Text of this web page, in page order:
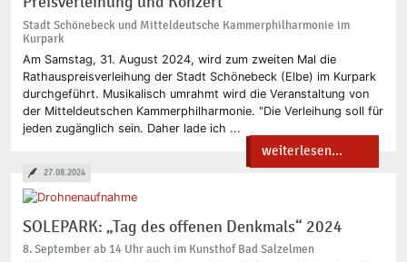
Stadt Schönebeck und Mitteldeutsche Kammerphilharmonie im
Kurpark
Am Samstag, 31. August 2024, wird zum zweiten Mal die
Rathauspreisverleihung der Stadt Schönebeck (Elbe) im Kurpark
durchgeführt. Musikalisch umrahmt wird die Veranstaltung von
der Mitteldeutschen Kammerphilharmonie. "Die Verleihung soll für
jeden zugänglich sein. Daher lade ich ...
weiterlesen...
SOLEPARK: „Tag des offenen Denkmals“ 2024
8. September ab 14 Uhr auch im Kunsthof Bad Salzelmen
27.08.2024